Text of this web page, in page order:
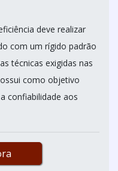
deve realizar
com um rígido padrão
técnicas exigidas nas
como objetivo
confiabilidade aos